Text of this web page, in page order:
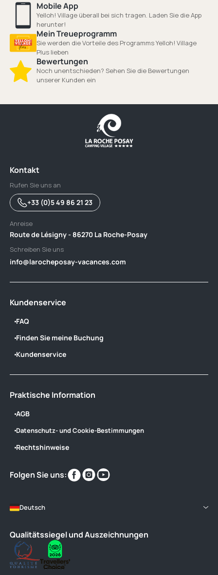
Mobile App
Yelloh! Village überall bei sich tragen. Laden Sie die App
herunter!
Mein Treueprogramm
Sie werden die Vorteile des Programms Yelloh! Village
Plus lieben
Bewertungen
Noch unentschieden? Sehen Sie die Bewertungen
unserer Kunden ein
Kontakt
Rufen Sie uns an
+33 (0)5 49 86 21 23
Anreise
Route de Lésigny - 86270 La Roche-Posay
Schreiben Sie uns
info@larocheposay-vacances.com
Kundenservice
FAQ
Finden Sie meine Buchung
Kundenservice
Praktische Information
AGB
Datenschutz- und Cookie-Bestimmungen
Rechtshinweise
Folgen Sie uns:
Finden
Sie
Finden
Sie
Deutsch
Qualitätssiegel und Auszeichnungen